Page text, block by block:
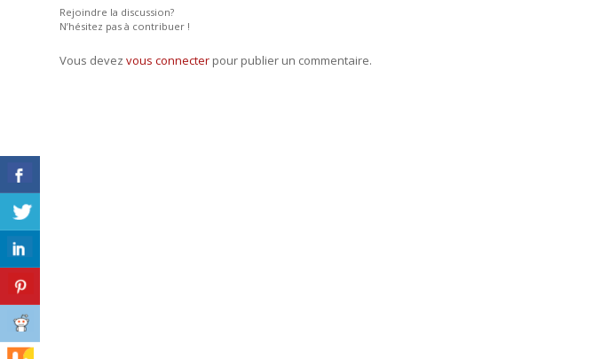
Rejoindre la discussion?
N’hésitez pas à contribuer !
Vous devez vous connecter pour publier un commentaire.